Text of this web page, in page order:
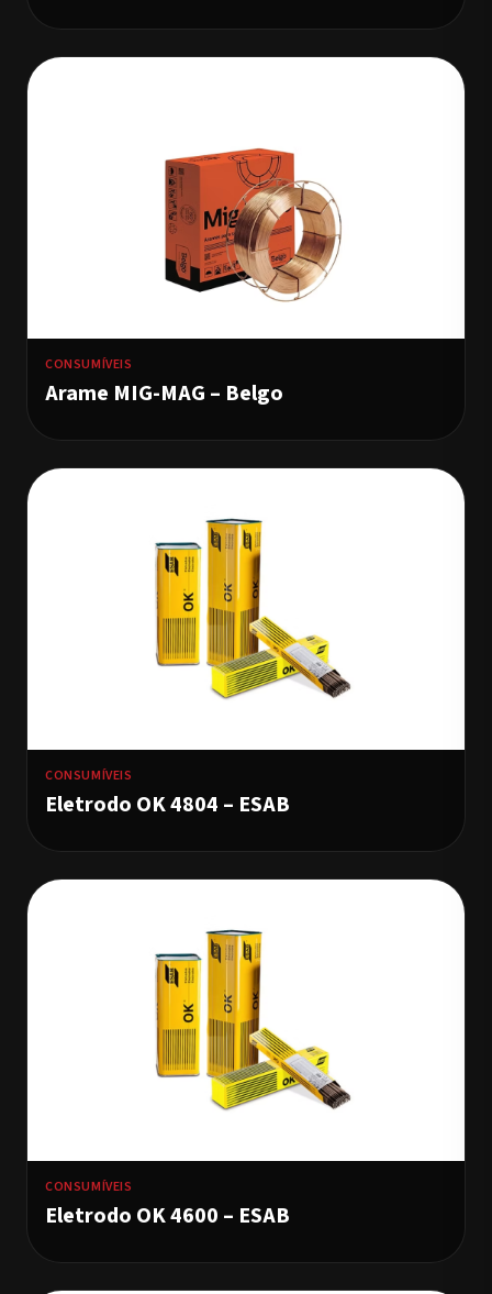
CONSUMÍVEIS
Arame MIG-MAG – Belgo
CONSUMÍVEIS
Eletrodo OK 4804 – ESAB
CONSUMÍVEIS
Eletrodo OK 4600 – ESAB